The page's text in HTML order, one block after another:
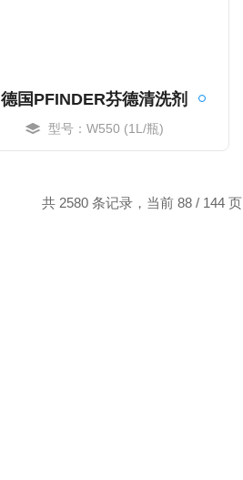
德国PFINDER芬德清洗剂
型号：W550 (1L/瓶)
共 2580 条记录，当前 88 / 144 页